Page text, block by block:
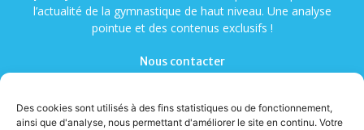
Des cookies sont utilisés à des fins statistiques ou de fonctionnement,
ainsi que d'analyse, nous permettant d'améliorer le site en continu. Votre
l’actualité de la gymnastique de haut niveau. Une analyse
pointue et des contenus exclusifs !
Nous contacter